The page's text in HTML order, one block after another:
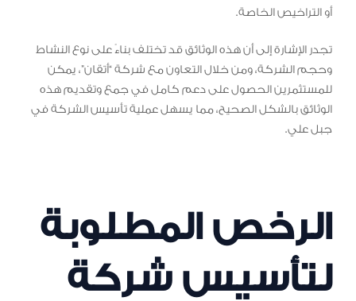
أو التراخيص الخاصة.
تجدر الإشارة إلى أن هذه الوثائق قد تختلف بناءً على نوع النشاط
وحجم الشركة، ومن خلال التعاون مع شركة “أتقان”، يمكن
للمستثمرين الحصول على دعم كامل في جمع وتقديم هذه
الوثائق بالشكل الصحيح، مما يسهل عملية تأسيس الشركة في
جبل علي.
الرخص المطلوبة
لتأسيس شركة